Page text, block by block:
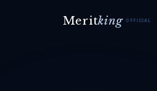
Meritking OFFICIAL